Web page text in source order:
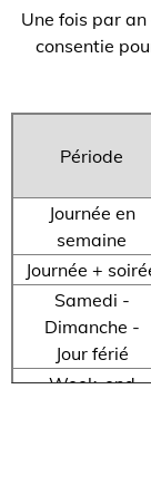
Une fois par
consentie
Période
Journée en
semaine
Journée +
Samedi -
Dimanche -
Jour férié
Week-end